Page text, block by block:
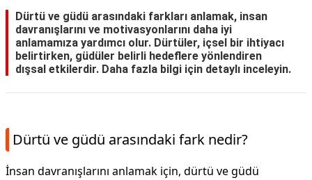
Dürtü ve güdü arasındaki farkları anlamak, insan
davranışlarını ve motivasyonlarını daha iyi
anlamamıza yardımcı olur. Dürtüler, içsel bir ihtiyacı
belirtirken, güdüler belirli hedeflere yönlendiren
dışsal etkilerdir. Daha fazla bilgi için detaylı inceleyin.
Dürtü ve güdü arasındaki fark nedir?
İnsan davranışlarını anlamak için, dürtü ve güdü